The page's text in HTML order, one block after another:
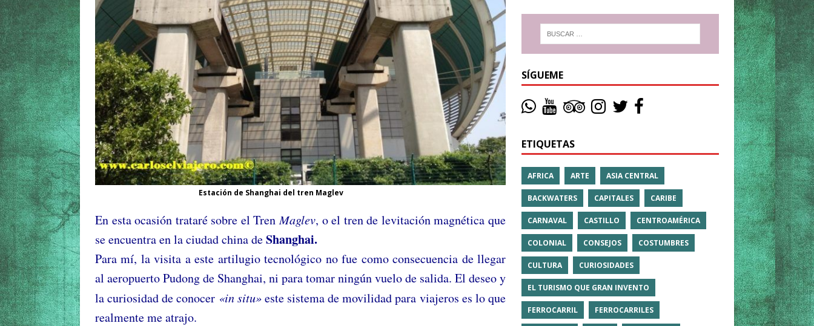
Estación de Shanghai del tren Maglev
En esta ocasión trataré sobre el TrenMaglev, o el tren de levitación magnética que
se encuentra en la ciudad china deShanghai.
Para mí, la visita a este artilugio tecnológico no fue como consecuencia de llegar
al aeropuerto Pudong de Shanghai, ni para tomar ningún vuelo de salida. El deseo y
la curiosidad de conocer «in situ»este sistema de movilidad para viajeros es lo que
realmente me atrajo.
SÍGUEME
ETIQUETAS
AFRICA ARTE ASIA CENTRAL
BACKWATERS CAPITALES CARIBE
CARNAVAL CASTILLO CENTROAMÉRICA
COLONIAL CONSEJOS COSTUMBRES
CULTURA CURIOSIDADES
EL TURISMO QUE GRAN INVENTO
FERROCARRIL FERROCARRILES